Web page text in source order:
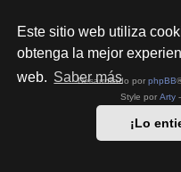
Este sitio web utiliza
obtenga la mejor
web. Saber más
¡Lo
Desarrollado por phpBB
Style por Arty